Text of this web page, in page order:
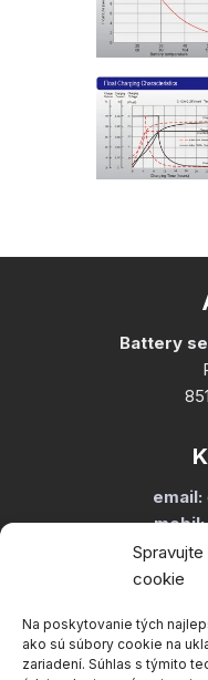
cookie
Na poskytovanie tých
ako sú súbory cookie na
zariadení. Súhlas s týmito
Battery
email:
mobil: